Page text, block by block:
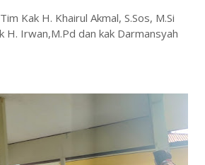
Kak H. Khairul Akmal, S.Sos, M.Si
H. Irwan,M.Pd dan kak Darmansyah